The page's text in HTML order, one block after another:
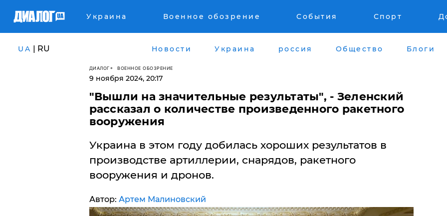
Украина Военное обозрение События Спорт
UA | RU Новости Украина россия Общество Блоги
ДИАЛОГ ВОЕННОЕ ОБОЗРЕНИЕ
9 ноября 2024, 20:17
"Вышли на значительные результаты", - Зеленский
рассказал о количестве произведенного ракетного
вооружения
Украина в этом году добилась хороших результатов в
производстве артиллерии, снарядов, ракетного
вооружения и дронов.
Автор: Артем Малиновский